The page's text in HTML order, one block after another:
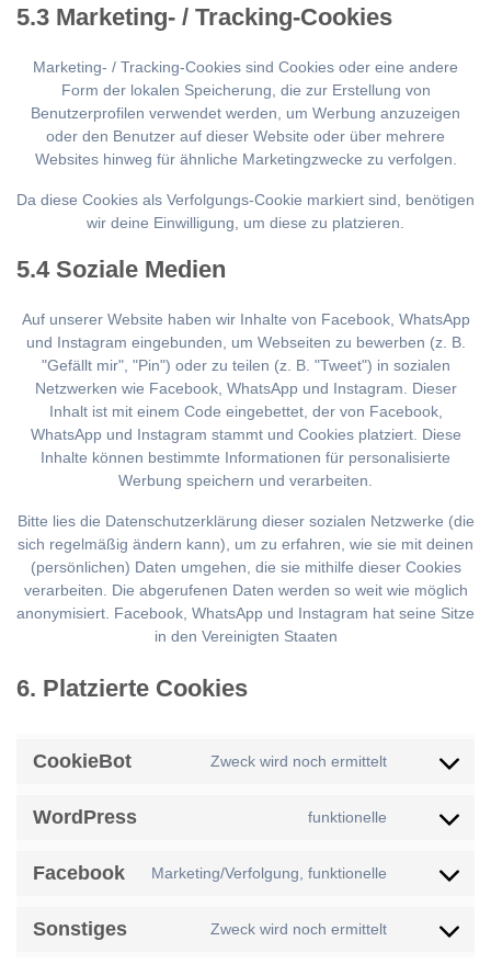
5.3 Marketing- / Tracking-Cookies
Marketing- / Tracking-Cookies sind Cookies oder eine andere
Form der lokalen Speicherung, die zur Erstellung von
Benutzerprofilen verwendet werden, um Werbung anzuzeigen
oder den Benutzer auf dieser Website oder über mehrere
Websites hinweg für ähnliche Marketingzwecke zu verfolgen.
Da diese Cookies als Verfolgungs-Cookie markiert sind, benötigen
wir deine Einwilligung, um diese zu platzieren.
5.4 Soziale Medien
Auf unserer Website haben wir Inhalte von Facebook, WhatsApp
und Instagram eingebunden, um Webseiten zu bewerben (z. B.
"Gefällt mir", "Pin") oder zu teilen (z. B. "Tweet") in sozialen
Netzwerken wie Facebook, WhatsApp und Instagram. Dieser
Inhalt ist mit einem Code eingebettet, der von Facebook,
WhatsApp und Instagram stammt und Cookies platziert. Diese
Inhalte können bestimmte Informationen für personalisierte
Werbung speichern und verarbeiten.
Bitte lies die Datenschutzerklärung dieser sozialen Netzwerke (die
sich regelmäßig ändern kann), um zu erfahren, wie sie mit deinen
(persönlichen) Daten umgehen, die sie mithilfe dieser Cookies
verarbeiten. Die abgerufenen Daten werden so weit wie möglich
anonymisiert. Facebook, WhatsApp und Instagram hat seine Sitze
in den Vereinigten Staaten
6. Platzierte Cookies
CookieBot Zweck wird noch ermittelt
Consent
service
WordPress funktionelle
Consent
service
Facebook Marketing/Verfolgung, funktionelle
Consent
service
Sonstiges Zweck wird noch ermittelt
Consent